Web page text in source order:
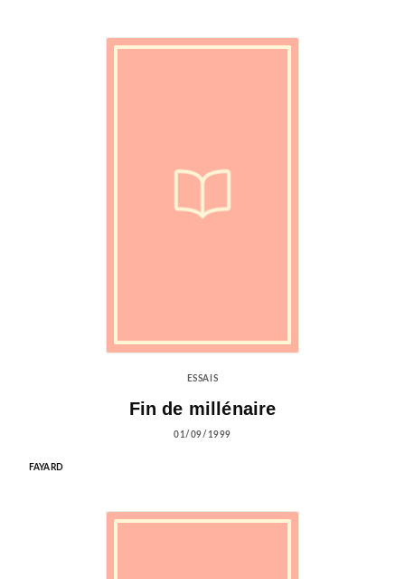
ESSAIS
Fin de millénaire
01/09/1999
FAYARD